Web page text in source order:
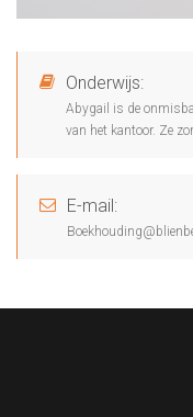
Onderwijs:
Abygail is de
van het kantoor. Ze
E-mail: